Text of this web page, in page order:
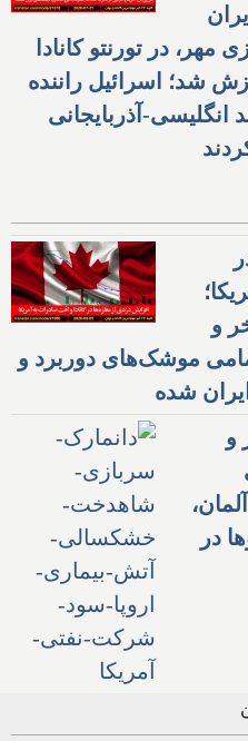
مهر، در تورنتو کانادا
شد؛ اسرائیل راننده
انگلیسی-آذربایجانی
و
موشک‌های دوربرد و
برابر و
در